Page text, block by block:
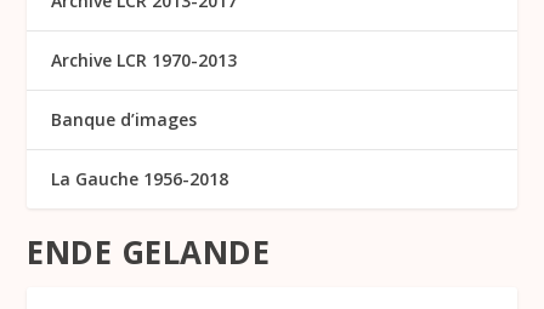
ENDE GELANDE
Archive LCR 1970-2013
Banque d’images
La Gauche 1956-2018